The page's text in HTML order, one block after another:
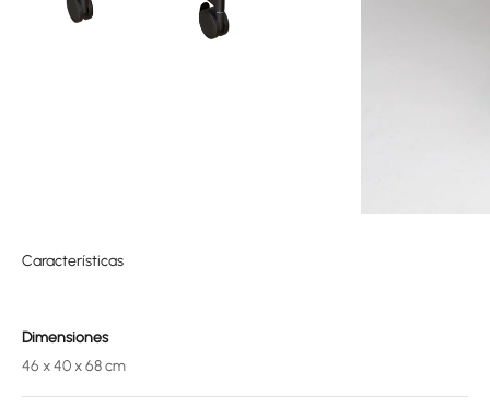
Características
Dimensiones
46 x 40 x 68 cm